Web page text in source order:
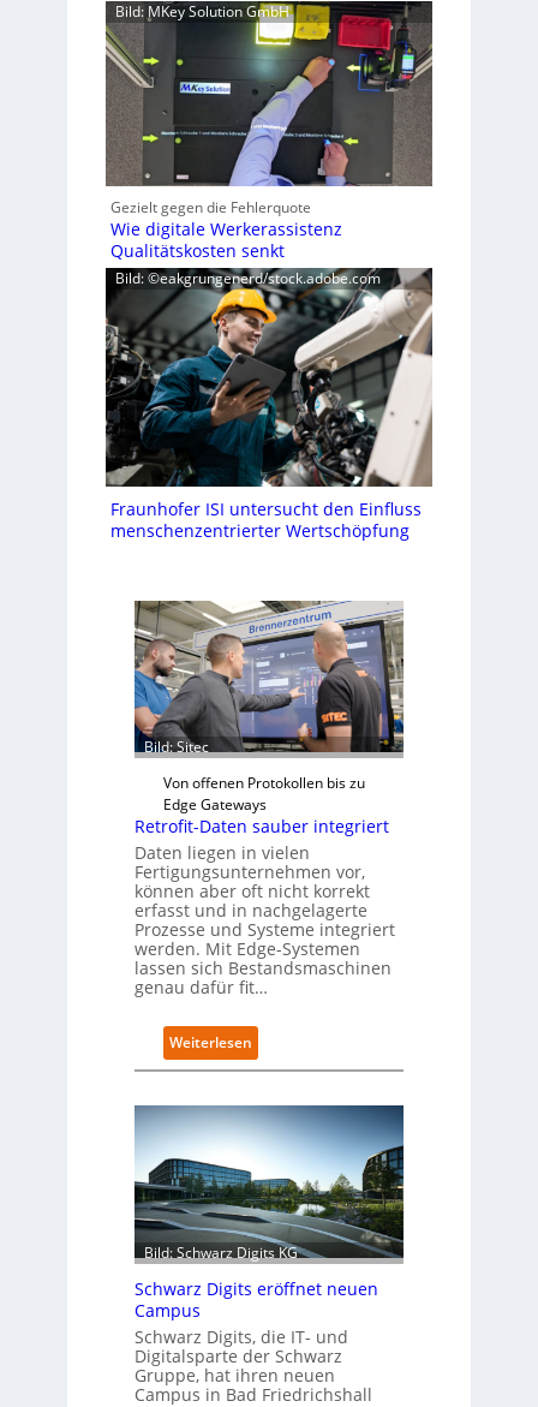
Bild: MKey Solution GmbH
Gezielt gegen die Fehlerquote
Wie digitale Werkerassistenz
Qualitätskosten senkt
Bild: ©eakgrungenerd/stock.adobe.com
Fraunhofer ISI untersucht den Einfluss
menschenzentrierter Wertschöpfung
Bild: Sitec
Von offenen Protokollen bis zu
Edge Gateways
Retrofit-Daten sauber integriert
Daten liegen in vielen
Fertigungsunternehmen vor,
können aber oft nicht korrekt
erfasst und in nachgelagerte
Prozesse und Systeme integriert
werden. Mit Edge-Systemen
lassen sich Bestandsmaschinen
genau dafür fit…
Weiterlesen:
R
t
r
o
f
i
t
-
D
t
n
s
a
Bild: Schwarz Digits KG
Schwarz Digits eröffnet neuen
Campus
Schwarz Digits, die IT- und
Digitalsparte der Schwarz
Gruppe, hat ihren neuen
Campus in Bad Friedrichshall